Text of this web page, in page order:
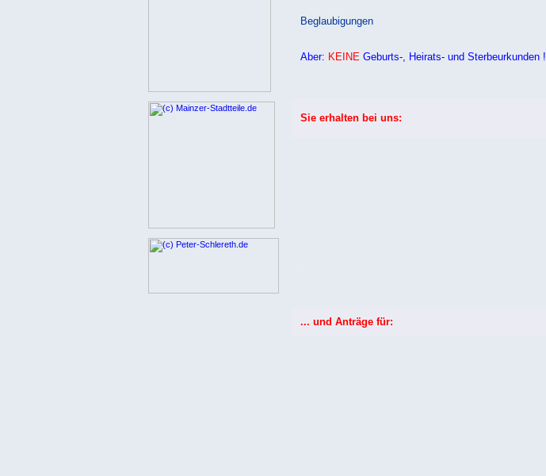
Beglaubigungen
Aber: KEINE Geburts-, Heirats- und Sterbeurkunden !
Sie erhalten bei uns:
... und Anträge für: